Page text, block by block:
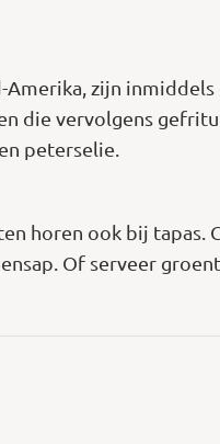
zijn
die vervolgens
peterselie.
horen ook bij tapas.
Of serveer